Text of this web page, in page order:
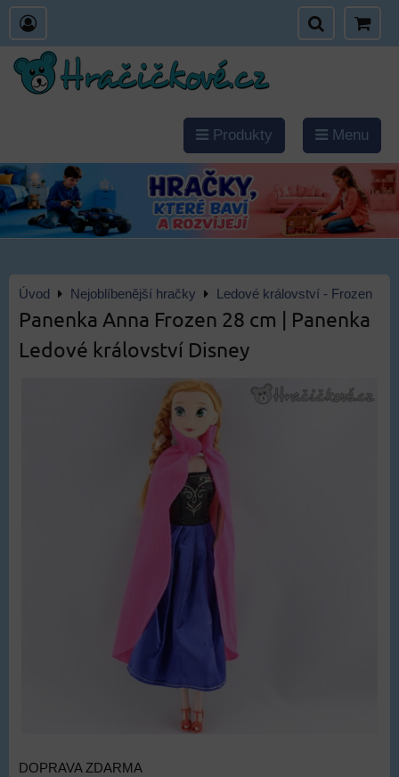
Produkty Menu
Úvod Nejoblíbenější hračky Ledové království - Frozen
Panenka Anna Frozen 28 cm | Panenka
Ledové království Disney
DOPRAVA ZDARMA